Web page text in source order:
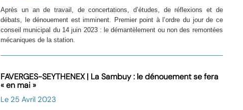
Après un an de travail, de concertations, d’études, de réflexions et de
débats, le dénouement est imminent. Premier point à l’ordre du jour de ce
conseil municipal du 14 juin 2023 : le démantèlement ou non des remontées
mécaniques de la station.
FAVERGES-SEYTHENEX | La Sambuy : le dénouement se fera
« en mai »
Le 25 Avril 2023